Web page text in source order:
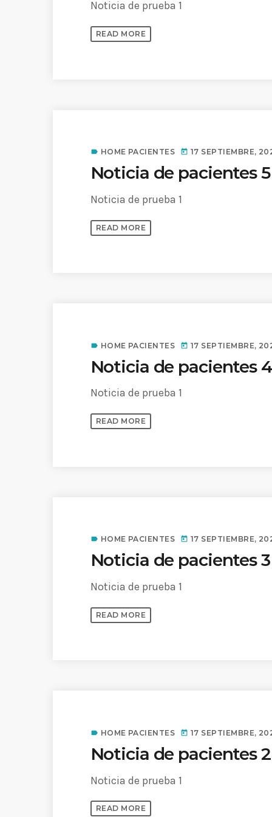
Noticia de prueba 1
READ MORE
label HOME PACIENTES today 17 SEPTIEMBRE,
Noticia de pacientes 5
Noticia de prueba 1
READ MORE
label HOME PACIENTES today 17 SEPTIEMBRE,
Noticia de pacientes 4
Noticia de prueba 1
READ MORE
label HOME PACIENTES today 17 SEPTIEMBRE,
Noticia de pacientes 3
Noticia de prueba 1
READ MORE
label HOME PACIENTES today 17 SEPTIEMBRE,
Noticia de pacientes 2
Noticia de prueba 1
READ MORE